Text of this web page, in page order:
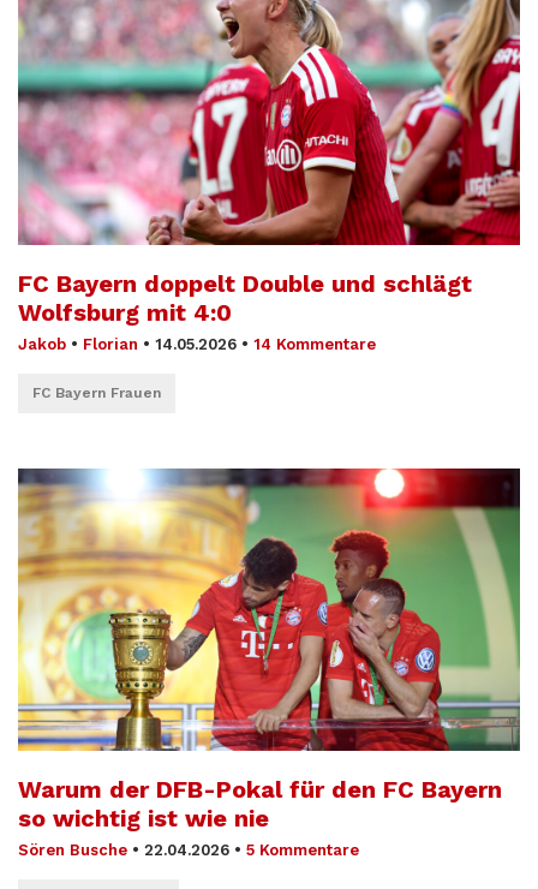
FC Bayern doppelt Double und schlägt
Wolfsburg mit 4:0
Jakob • Florian • 14.05.2026 • 14 Kommentare
FC Bayern Frauen
Warum der DFB-Pokal für den FC Bayern
so wichtig ist wie nie
Sören Busche • 22.04.2026 • 5 Kommentare